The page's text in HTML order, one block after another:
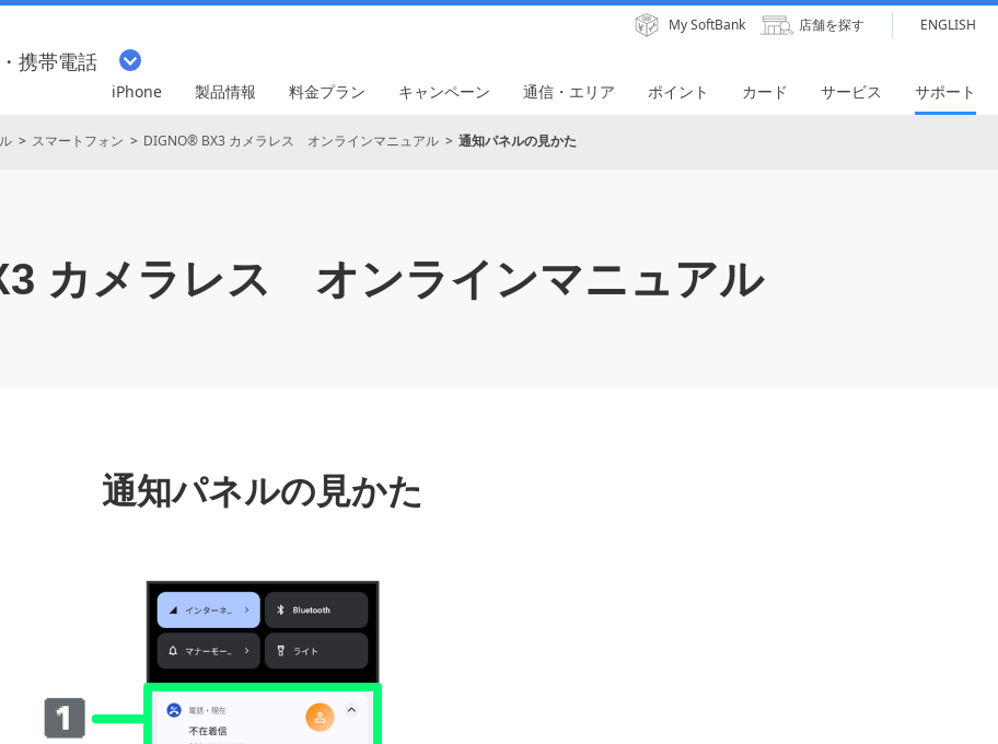
携帯電話
My SoftBank 店舗を探す ENGLISH
iPhone 製品情報 料金プラン キャンペーン 通信・エリア ポイント カード サービス サポート
スマートフォン DIGNO® BX3 カメラレス オンラインマニュアル 通知パネルの見かた
カメラレス オンラインマニュアル
通知パネルの見かた